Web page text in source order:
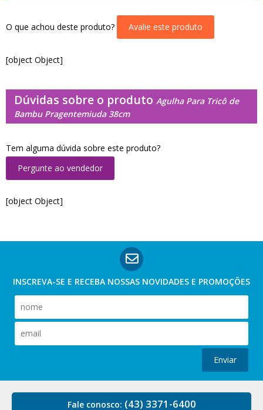
O que achou deste produto? Avalie este produto
[object Object]
Dúvidas sobre o produto Agulha Para Tricô de
Bambu Pragentemiuda 38cm
Tem alguma dúvida sobre este produto?
Pergunte ao vendedor
[object Object]
INSCREVA-SE E RECEBA NOSSAS NOVIDADES E PROMOÇÕES
Enviar
Fale conosco: (43) 3371-6400